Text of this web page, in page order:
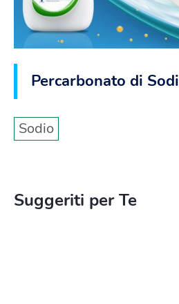
Percarbonato di
Sodio
Suggeriti per Te